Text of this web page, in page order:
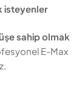
isteyenler
sahip olmak
E-Max